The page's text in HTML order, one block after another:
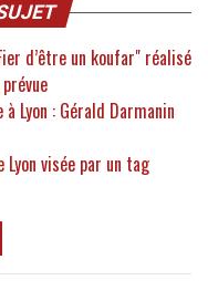
d’être un koufar" réalisé
Lyon : Gérald Darmanin
Lyon visée par un tag